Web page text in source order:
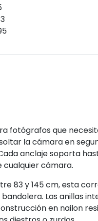
fotógrafos que
la cámara en
anclaje soporta
cámara.
83 y 145 cm, esta
Las anillas
en nailon